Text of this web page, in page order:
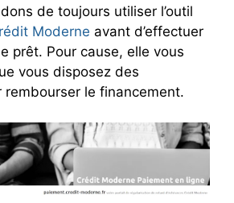
de toujours utiliser l’outil
Moderne avant d’effectuer
prêt. Pour cause, elle vous
vous disposez des
rembourser le financement.